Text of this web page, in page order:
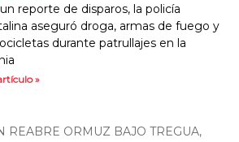
reporte de disparos, la policía
aseguró droga, armas de fuego y
durante patrullajes en la
»
REABRE ORMUZ BAJO TREGUA,